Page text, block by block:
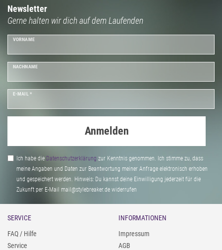
Newsletter
Gerne halten wir dich auf dem Laufenden
VORNAME
NACHNAME
E-MAIL *
Anmelden
Ich habe die Daten­schutz­erklärung zur Kenntnis genommen. Ich stimme zu, dass
meine Angaben und Daten zur Beantwortung meiner Anfrage elektronisch erhoben
und gespeichert werden. Hinweis: Du kannst deine Einwilligung jederzeit für die
Zukunft per E-Mail mail@stylebreaker.de widerrufen
SERVICE
FAQ / Hilfe
Service
INFORMATIONEN
Impressum
AGB